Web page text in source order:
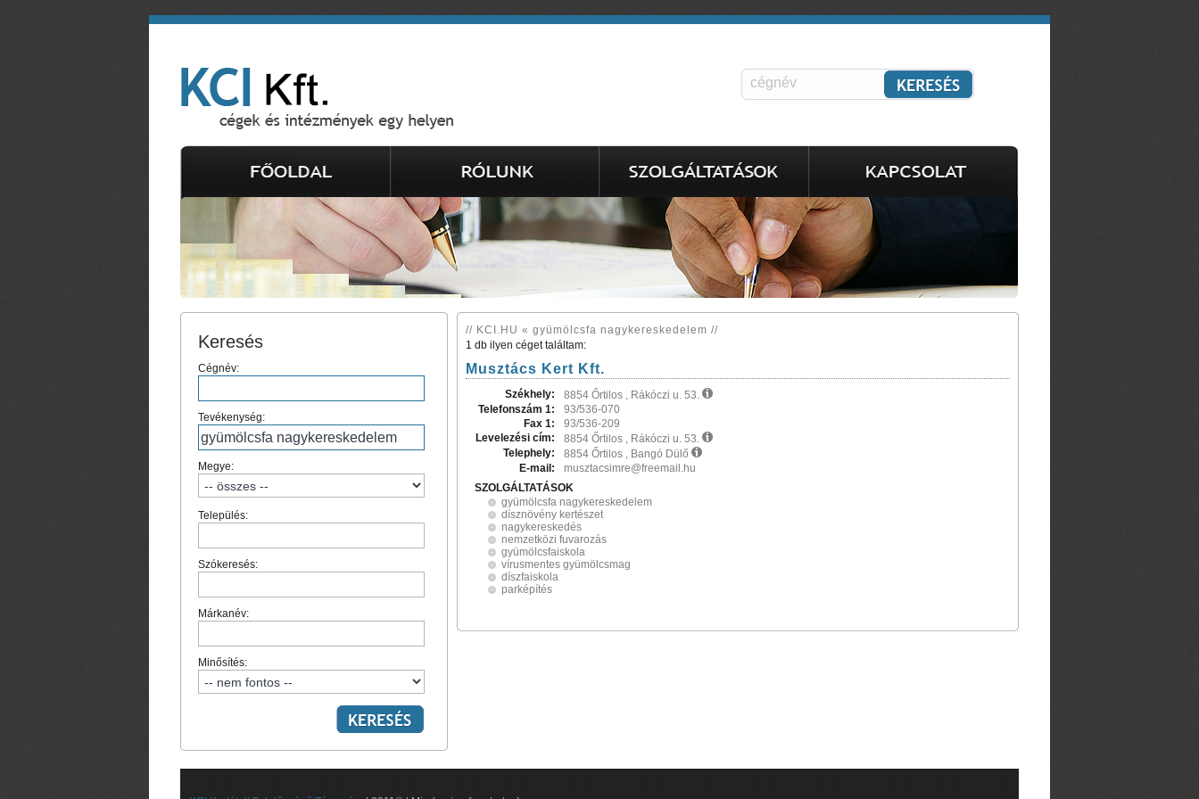
Keresés
Cégnév:
Tevékenység:
Megye:
Település:
Szókeresés:
Márkanév:
Minősítés:
// KCI.HU « gyümölcsfa nagykereskedelem //
1 db ilyen céget találtam:
Musztács Kert Kft.
Székhely:
8854 Őrtilos , Rákóczi u. 53.
Telefonszám 1:
93/536-070
Fax 1:
93/536-209
Levelezési cím:
8854 Őrtilos , Rákóczi u. 53.
Telephely:
8854 Őrtilos , Bangó Dülő
E-mail:
musztacsimre@freemail.hu
SZOLGÁLTATÁSOK
gyümölcsfa nagykereskedelem
dísznövény kertészet
nagykereskedés
nemzetközi fuvarozás
gyümölcsfaiskola
vírusmentes gyümölcsmag
díszfaiskola
parképítés